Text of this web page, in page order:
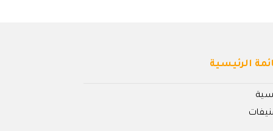
الرئيسية